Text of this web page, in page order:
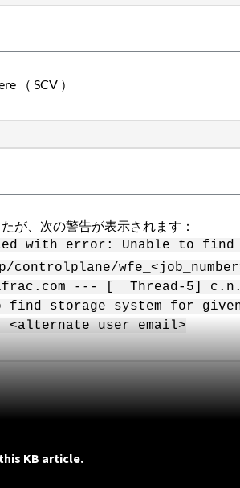
（ SCV ）
が、次の警告が表示されます：
with error: Unable to
controlplane/
--- [ Thread-5]
storage system for
KB article.